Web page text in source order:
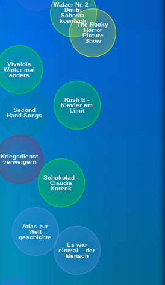
Walzer Nr. 2 -
Dmitri
Schosta
kowitsch
Vivaldis
Winter mal
anders
The Rocky
Horror
Picture
Show
Second
Hand Songs
Rush E -
Klavier am
Limit
Kriegsdienst
verweigern
Schokolad -
Claudia
Koreck
Atlas zur
Welt
geschichte
Es war
einmal... der
Mensch